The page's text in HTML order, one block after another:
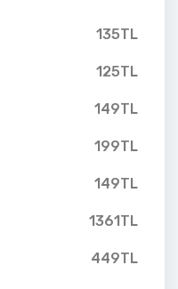
135TL
125TL
149TL
199TL
149TL
1361TL
449TL